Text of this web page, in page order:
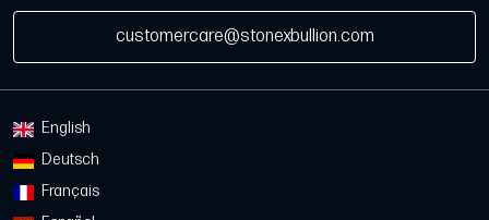
customercare@stonexbullion.com
English
Deutsch
Français